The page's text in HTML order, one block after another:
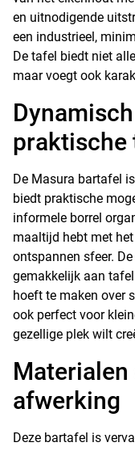
en uitnodigende
een industrieel,
De tafel biedt niet
maar voegt ook
praktische
De Masura bartafel
biedt praktische
informele borrel
maaltijd hebt met
ontspannen sfeer.
gemakkelijk aan
hoeft te maken over
ook perfect voor
gezellige plek wilt
Materialen
afwerking
Deze bartafel is